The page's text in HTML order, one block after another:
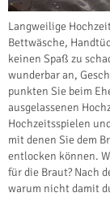
Langweilige
Bettwäsche,
keinen Spaß zu
wunderbar an,
punkten Sie beim
ausgelassenen
Hochzeitsspielen
mit denen Sie dem
entlocken können.
für die Braut? Nach
warum nicht damit